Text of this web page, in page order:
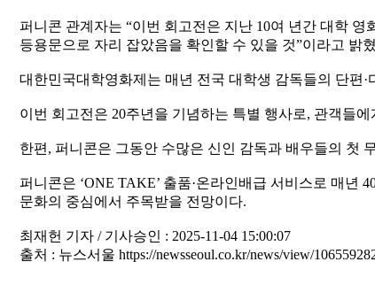
퍼니콘 관계자는 “이번 회고전은 지난 10여 년간 대학
등용문으로 자리 잡았음을 확인할 수 있을 것”이라고 밝
대한민국대학영화제는 매년 전국 대학생 감독들의 단편
이번 회고전은 20주년을 기념하는 특별 행사로, 관객들
한편, 퍼니콘은 그동안 수많은 신인 감독과 배우들의 첫
퍼니콘은 ‘ONE TAKE’ 출품·온라인배급 서비스로 매
문화의 중심에서 주목받을 전망이다.
최재헌 기자 / 기사승인 : 2025-11-04 15:00:07
출처 : 뉴스서울 https://newsseoul.co.kr/news/view/